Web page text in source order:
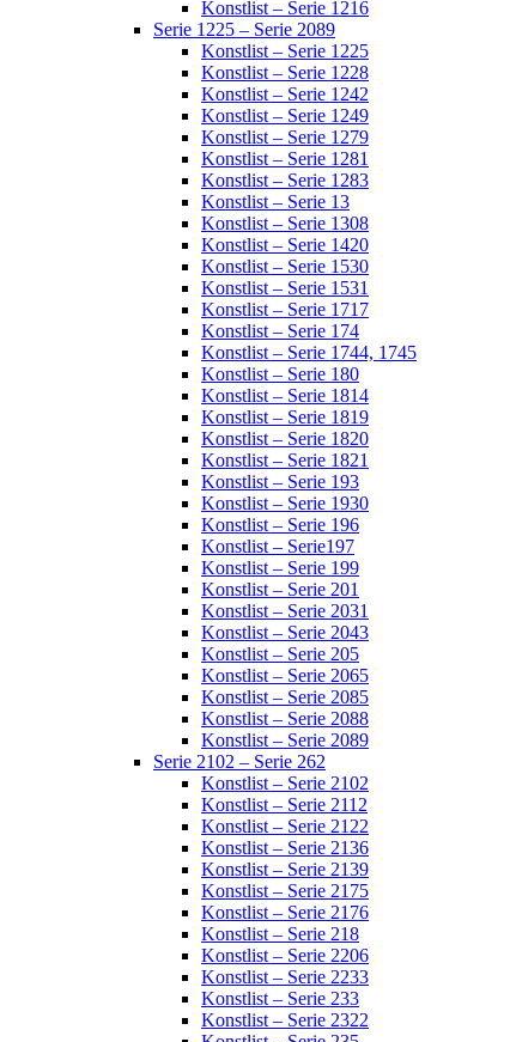
Konstlist – Serie 1216
Serie 1225 – Serie 2089
Konstlist – Serie 1225
Konstlist – Serie 1228
Konstlist – Serie 1242
Konstlist – Serie 1249
Konstlist – Serie 1279
Konstlist – Serie 1281
Konstlist – Serie 1283
Konstlist – Serie 13
Konstlist – Serie 1308
Konstlist – Serie 1420
Konstlist – Serie 1530
Konstlist – Serie 1531
Konstlist – Serie 1717
Konstlist – Serie 174
Konstlist – Serie 1744, 1745
Konstlist – Serie 180
Konstlist – Serie 1814
Konstlist – Serie 1819
Konstlist – Serie 1820
Konstlist – Serie 1821
Konstlist – Serie 193
Konstlist – Serie 1930
Konstlist – Serie 196
Konstlist – Serie197
Konstlist – Serie 199
Konstlist – Serie 201
Konstlist – Serie 2031
Konstlist – Serie 2043
Konstlist – Serie 205
Konstlist – Serie 2065
Konstlist – Serie 2085
Konstlist – Serie 2088
Konstlist – Serie 2089
Serie 2102 – Serie 262
Konstlist – Serie 2102
Konstlist – Serie 2112
Konstlist – Serie 2122
Konstlist – Serie 2136
Konstlist – Serie 2139
Konstlist – Serie 2175
Konstlist – Serie 2176
Konstlist – Serie 218
Konstlist – Serie 2206
Konstlist – Serie 2233
Konstlist – Serie 233
Konstlist – Serie 2322